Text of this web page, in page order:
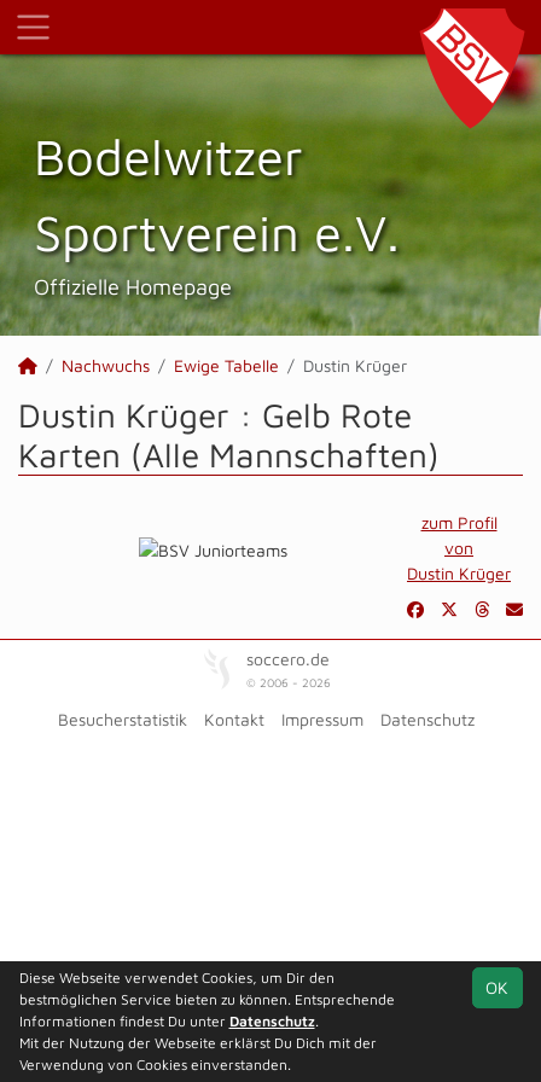
Bodelwitzer
Sportverein e.V.
Offizielle Homepage
Nachwuchs Ewige Tabelle Dustin Krüger
Dustin Krüger : Gelb Rote
Karten (Alle Mannschaften)
zum Profil
von
Dustin Krüger
soccero.de
© 2006 - 2026
Besucherstatistik Kontakt Impressum Datenschutz
OK
Diese Webseite verwendet Cookies, um Dir den
bestmöglichen Service bieten zu können. Entsprechende
Informationen findest Du unter Datenschutz.
Mit der Nutzung der Webseite erklärst Du Dich mit der
Verwendung von Cookies einverstanden.